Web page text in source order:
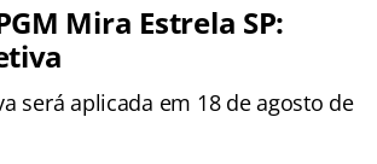
Mira Estrela SP:
será aplicada em 18 de agosto de